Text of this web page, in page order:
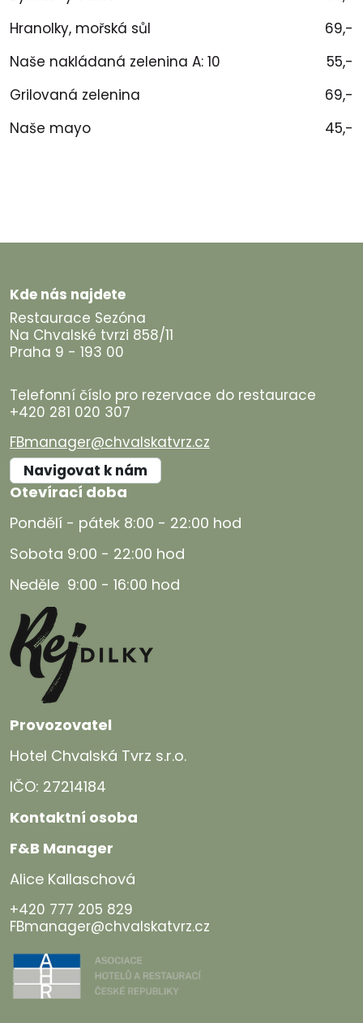
Hranolky, mořská sůl
69,-
Naše nakládaná zelenina A: 10
55,-
Grilovaná zelenina
69,-
Naše mayo
45,-
Kde nás najdete
Restaurace Sezóna
Na Chvalské tvrzi 858/11
Praha 9 - 193 00
Telefonní číslo pro rezervace do restaurace
+420 281 020 307
FBmanager@chvalskatvrz.cz
Navigovat k nám
Otevírací doba
Pondělí - pátek 8:00 - 22:00 hod
Sobota 9:00 - 22:00 hod
Neděle 9:00 - 16:00 hod
Provozovatel
Hotel Chvalská Tvrz s.r.o.
IČO: 27214184
Kontaktní osoba
F&B Manager
Alice Kallaschová
+420 777 205 829
FBmanager@chvalskatvrz.cz